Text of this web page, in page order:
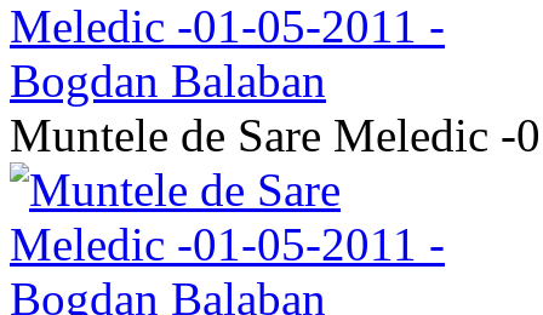
Muntele de Sare Meledic -